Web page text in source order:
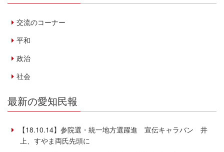
交流のコーナー
平和
政治
社会
最新の愛知民報
【18.10.14】参院選・統一地方選躍進 宣伝キャラバン 井
上、すやま両氏先頭に